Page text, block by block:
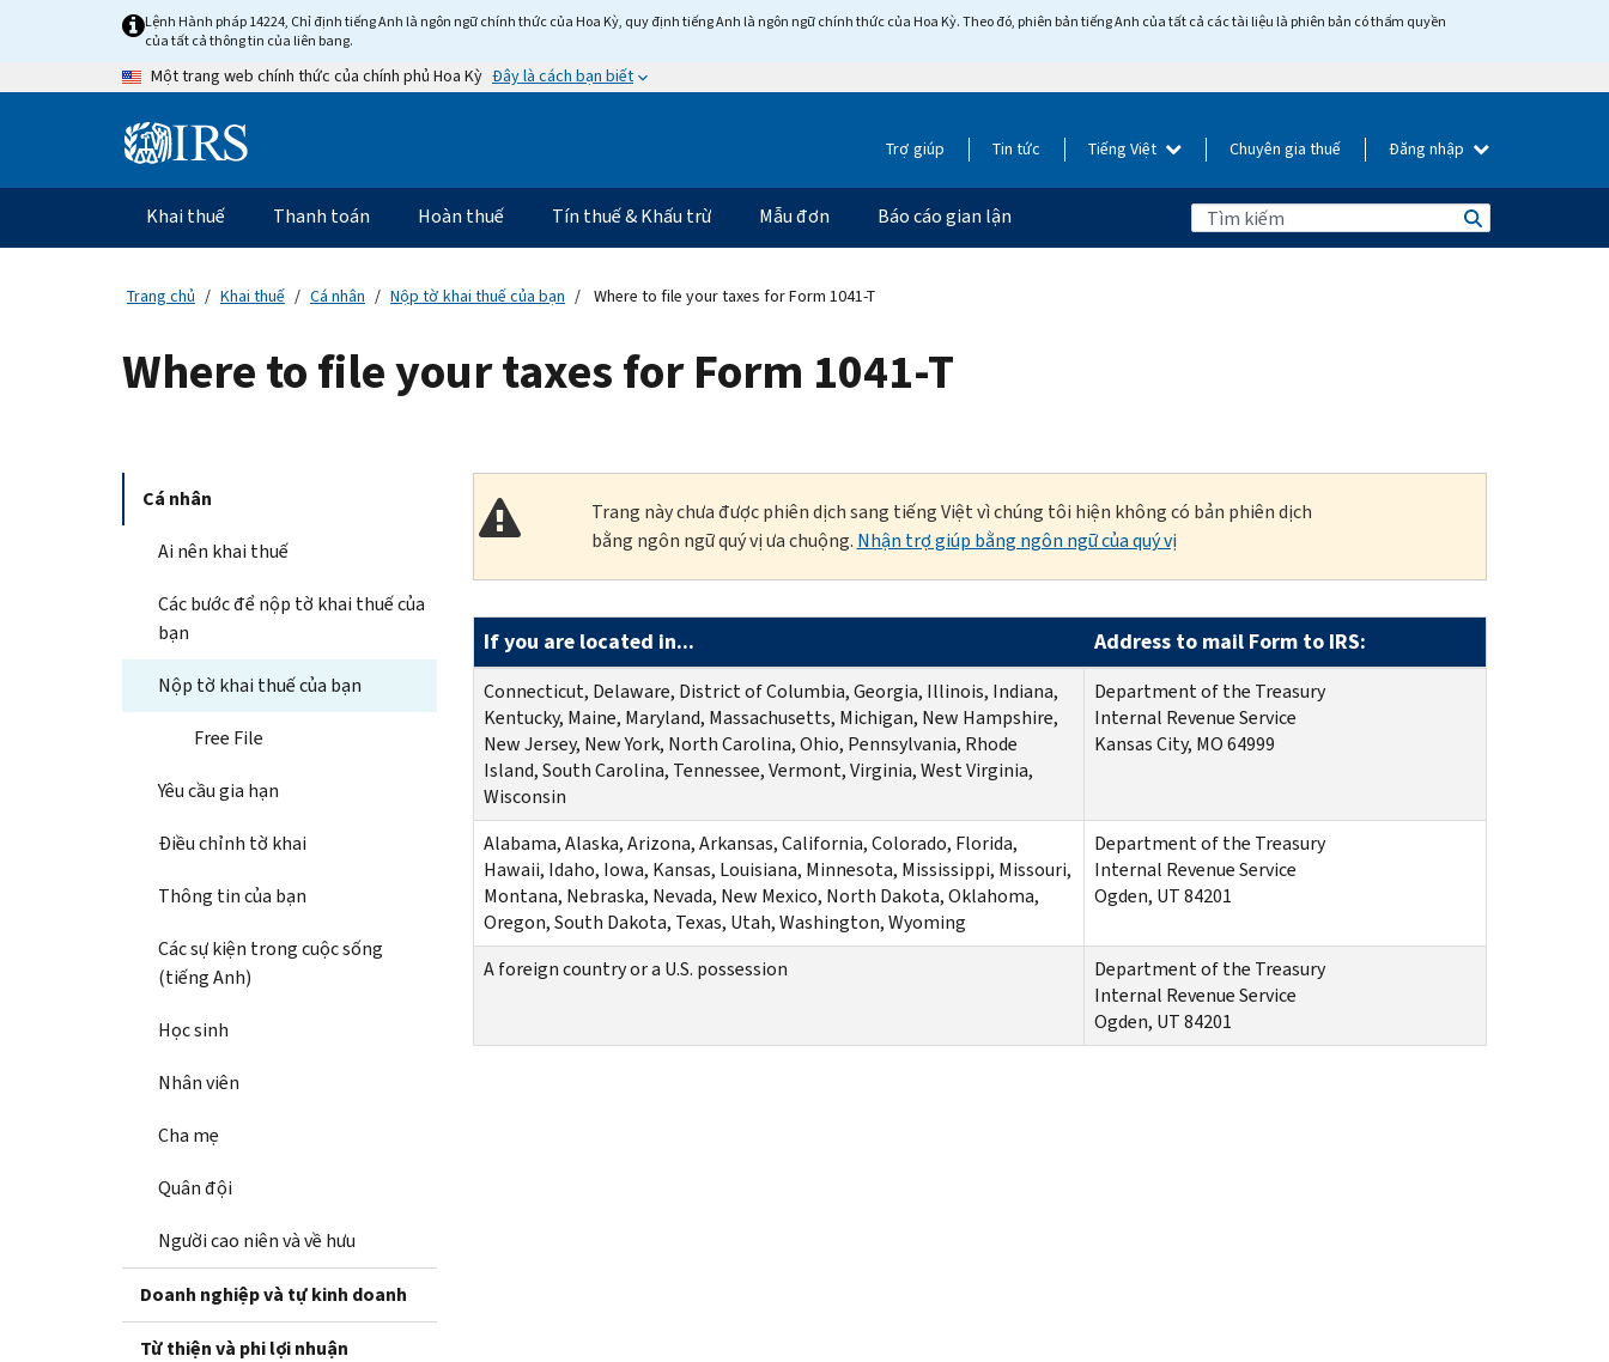
content
Lệnh Hành pháp 14224, Chỉ định tiếng Anh là ngôn ngữ chính thức của Hoa Kỳ, quy định tiếng Anh là ngôn ngữ chính thức của Hoa Kỳ. Theo đó, phiên bản tiếng Anh của tất cả các tài liệu là phiên bản có thẩm quyền
của tất cả thông tin của liên bang.
Một trang web chính thức của chính phủ Hoa Kỳ Đây là cách bạn biết
Information Trợ giúp Tin tức Tiếng Việt Chuyên gia thuế Đăng nhập
Điều
hướng
chính
Khai thuế Thanh toán Hoàn thuế Tín thuế & Khấu trừ Mẫu đơn Báo cáo gian lận
Trang chủ Khai thuế Cá nhân Nộp tờ khai thuế của bạn Where to file your taxes for Form 1041-T
Where to file your taxes for Form 1041-T
Cá nhân
Ai nên khai thuế
Các bước để nộp tờ khai thuế của
bạn
Nộp tờ khai thuế của bạn
Free File
Yêu cầu gia hạn
Điều chỉnh tờ khai
Thông tin của bạn
Các sự kiện trong cuộc sống
(tiếng Anh)
Học sinh
Nhân viên
Cha mẹ
Quân đội
Người cao niên và về hưu
Doanh nghiệp và tự kinh doanh
Từ thiện và phi lợi nhuận
Trang này chưa được phiên dịch sang tiếng Việt vì chúng tôi hiện không có bản phiên dịch
bằng ngôn ngữ quý vị ưa chuộng. Nhận trợ giúp bằng ngôn ngữ của quý vị
If you are located in... Address to mail Form to IRS:
Connecticut, Delaware, District of Columbia, Georgia, Illinois, Indiana,
Kentucky, Maine, Maryland, Massachusetts, Michigan, New Hampshire,
New Jersey, New York, North Carolina, Ohio, Pennsylvania, Rhode
Island, South Carolina, Tennessee, Vermont, Virginia, West Virginia,
Wisconsin
Department of the Treasury
Internal Revenue Service
Kansas City, MO 64999
Alabama, Alaska, Arizona, Arkansas, California, Colorado, Florida,
Hawaii, Idaho, Iowa, Kansas, Louisiana, Minnesota, Mississippi, Missouri,
Montana, Nebraska, Nevada, New Mexico, North Dakota, Oklahoma,
Oregon, South Dakota, Texas, Utah, Washington, Wyoming
Department of the Treasury
Internal Revenue Service
Ogden, UT 84201
A foreign country or a U.S. possession
Department of the Treasury
Internal Revenue Service
Ogden, UT 84201